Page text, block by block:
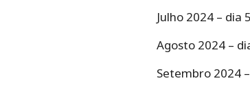
Julho 2024 – dia
Agosto 2024 –
Setembro 2024